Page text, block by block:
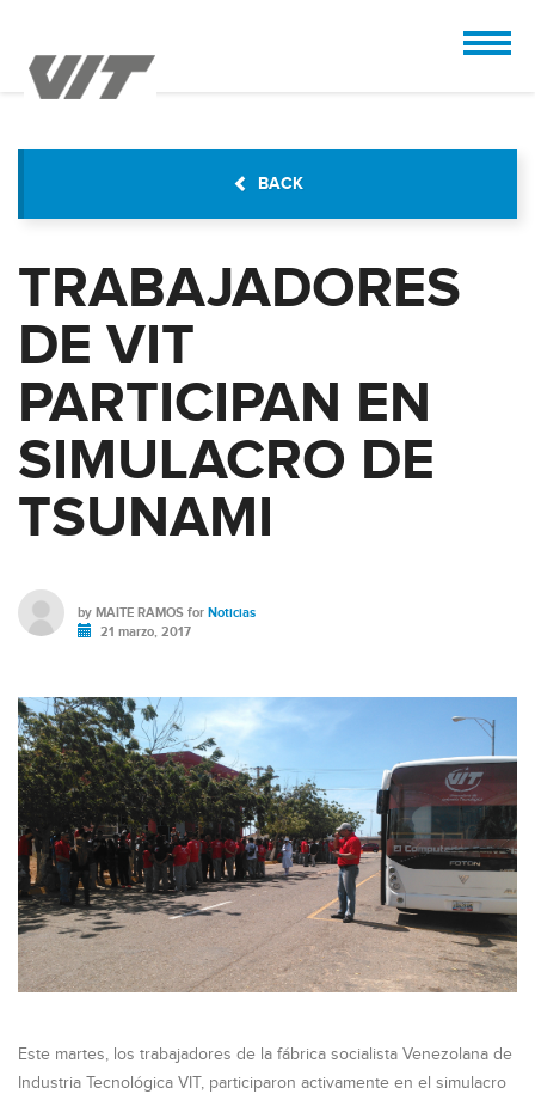
BACK
TRABAJADORES
DE VIT
PARTICIPAN EN
SIMULACRO DE
TSUNAMI
by MAITE RAMOS for Noticias
21 marzo, 2017
Este martes, los trabajadores de la fábrica socialista Venezolana de
Industria Tecnológica VIT, participaron activamente en el simulacro